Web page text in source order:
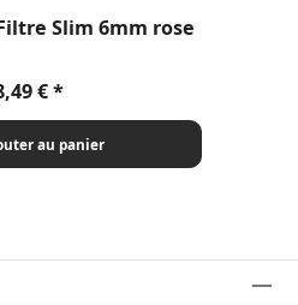
Slim 6mm rose
régulier :
€
au panier